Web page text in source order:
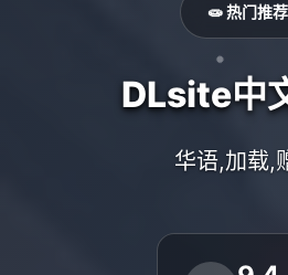
🧫 热门推荐
DLsite中
华语,加载,